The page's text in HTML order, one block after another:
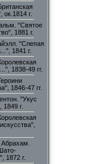
ок.1814 г.
"Святое
1881 г.
"Слепая
1841 г.
1838-49 гг.
1846-47 гг.
"Укус
г.
1872 г.